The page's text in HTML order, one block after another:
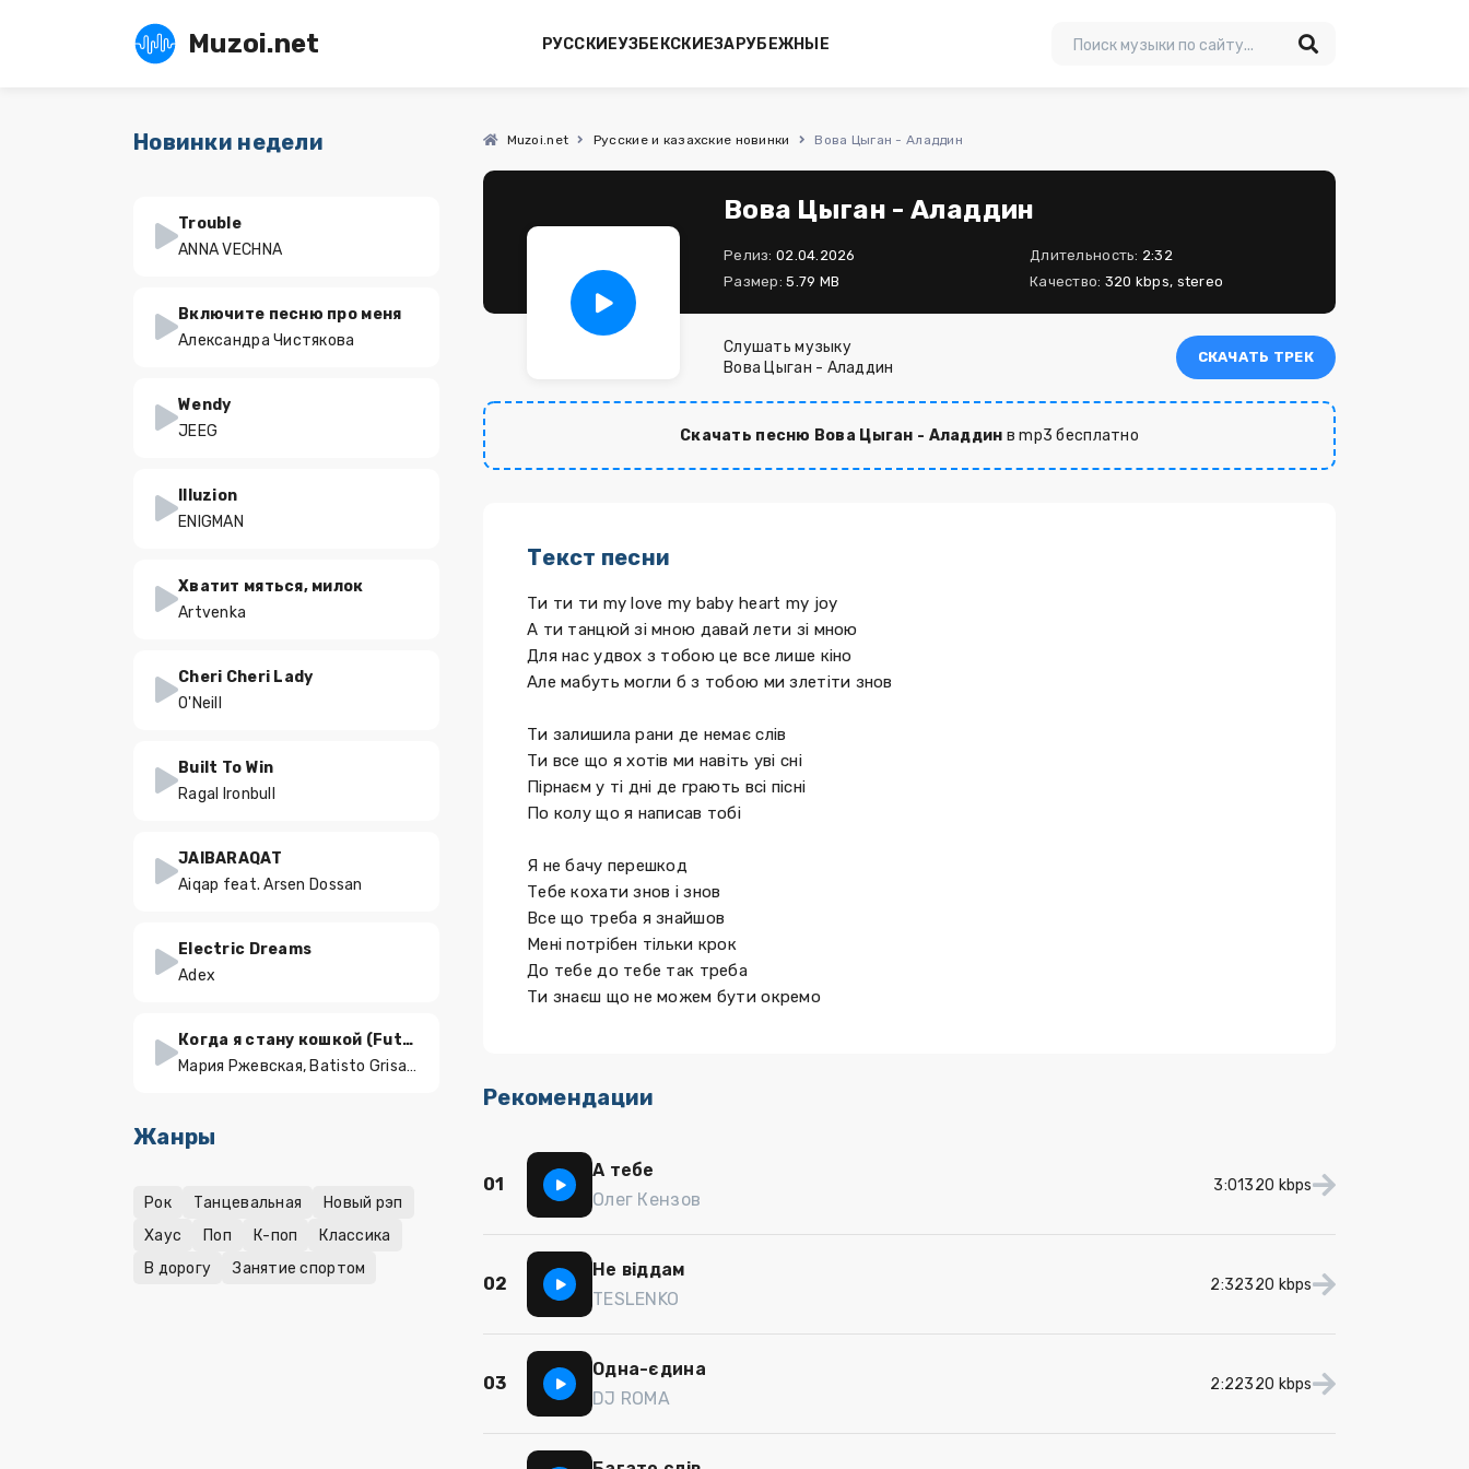
Muzoi.net РУССКИЕУЗБЕКСКИЕЗАРУБЕЖНЫЕ
Muzoi.net Русские и казахские новинки Вова Цыган - Аладдин
Вова Цыган - Аладдин
Релиз: 02.04.2026 Длительность: 2:32
Размер: 5.79 MB Качество: 320 kbps, stereo
Слушать музыку
Вова Цыган - Аладдин
СКАЧАТЬ ТРЕК
Скачать песню Вова Цыган - Аладдин в mp3 бесплатно
Текст песни
Ти ти ти my love my baby heart my joy
А ти танцюй зі мною давай лети зі мною
Для нас удвох з тобою це все лише кіно
Але мабуть могли б з тобою ми злетіти знов
Ти залишила рани де немає слів
Ти все що я хотів ми навіть уві сні
Пірнаєм у ті дні де грають всі пісні
По колу що я написав тобі
Я не бачу перешкод
Тебе кохати знов і знов
Все що треба я знайшов
Мені потрібен тільки крок
До тебе до тебе так треба
Ти знаєш що не можем бути окремо
Рекомендации
01
А тебе
Олег Кензов
3:01320 kbps
02
Не віддам
TESLENKO
2:32320 kbps
03
Одна-єдина
DJ ROMA
2:22320 kbps
Новинки недели
Trouble
ANNA VECHNA
Включите песню про меня
Александра Чистякова
Wendy
JEEG
Illuzion
ENIGMAN
Хватит мяться, милок
Artvenka
Cheri Cheri Lady
O'Neill
Built To Win
Ragal Ironbull
JAIBARAQAT
Aiqap feat. Arsen Dossan
Electric Dreams
Adex
Когда я стану кошкой (Future garage remix)
Мария Ржевская, Batisto Grisagone
Жанры
Рок Танцевальная
Новый рэп
Хаус
Поп К-поп
Классика
В дорогу
Занятие спортом